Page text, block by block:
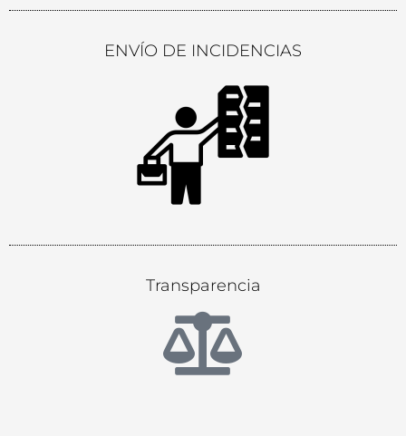
ENVÍO DE INCIDENCIAS
Transparencia